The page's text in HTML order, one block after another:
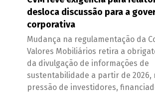
desloca discussão para a
corporativa
Mudança na regulamentação da
Valores Mobiliários retira a
da divulgação de informações de
sustentabilidade a partir de 2026,
pressão de investidores,